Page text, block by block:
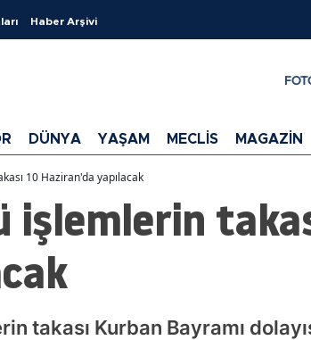
Haber Arşivi
DÜNYA YAŞAM MECLİS MAGAZİN
10 Haziran'da yapılacak
işlemlerin
takası Kurban Bayramı